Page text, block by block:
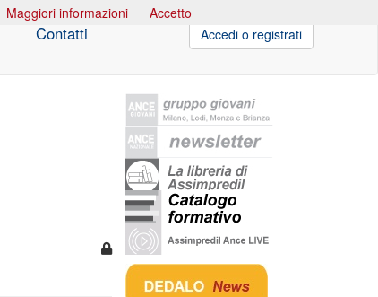
Contatti Accedi o registrati
Maggiori informazioni Accetto